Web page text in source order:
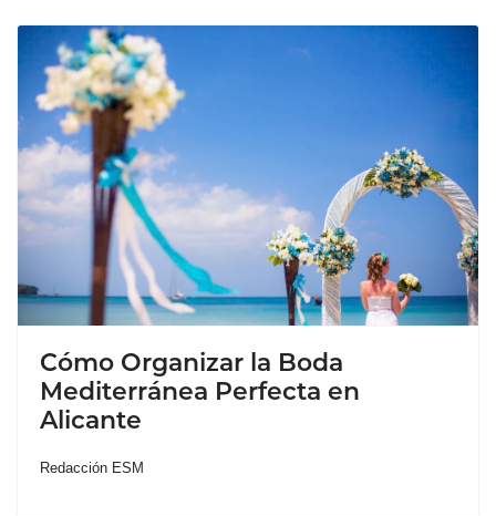
Cómo Organizar la Boda
Mediterránea Perfecta en
Alicante
Redacción ESM